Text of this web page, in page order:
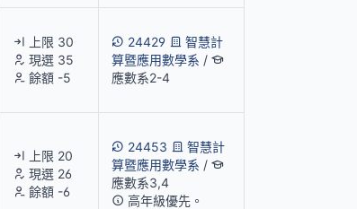
上限 30
現選 35
餘額 -5
24429
智慧計
算暨應用數學系 /
應數系2-4
上限 20
現選 26
餘額 -6
24453
智慧計
算暨應用數學系 /
應數系3,4
高年級優先。